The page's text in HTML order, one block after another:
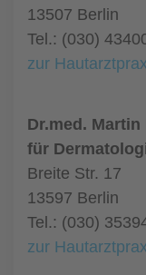
13507 Berlin
Tel.: (030)
zur
Dr.med.
für
Breite Str. 17
13597 Berlin
Tel.: (030)
zur